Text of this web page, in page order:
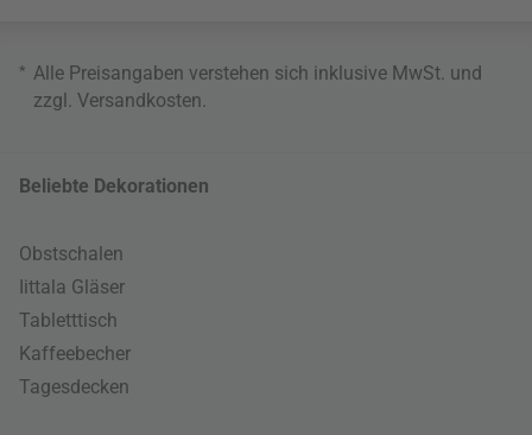
* Alle Preisangaben verstehen sich inklusive MwSt. und
zzgl. Versandkosten
Beliebte Dekorationen
Obstschalen
Iittala Gläser
Tabletttisch
Kaffeebecher
Tagesdecken